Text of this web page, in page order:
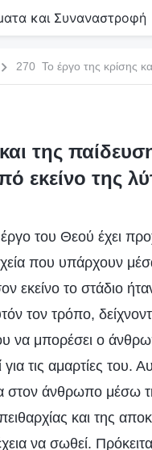
και Συναναστροφή
της
εκείνο της
του Θεού έχει
που υπάρχουν
εκείνο το στάδιο
τον τρόπο,
να μπορέσει ο
τις αμαρτίες του.
στον άνθρωπο μέσω
και της
να σωθεί.